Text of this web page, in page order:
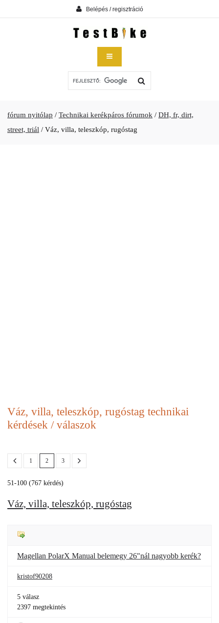
Belépés / regisztráció
fórum nyitólap / Technikai kerékpáros fórumok / DH, fr, dirt,
street, triál / Váz, villa, teleszkóp, rugóstag
Váz, villa, teleszkóp, rugóstag technikai
kérdések / válaszok
1 2 3
51-100 (767 kérdés)
Váz, villa, teleszkóp, rugóstag
Magellan PolarX Manual belemegy 26"nál nagyobb kerék?
kristof90208
5 válasz
2397 megtekintés